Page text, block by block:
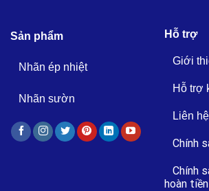
Sản phẩm
Nhãn ép nhiệt
Nhãn sườn
Hỗ trợ
Giới
Hỗ trợ
Liên hệ
Chính
Chính
hoàn tiền